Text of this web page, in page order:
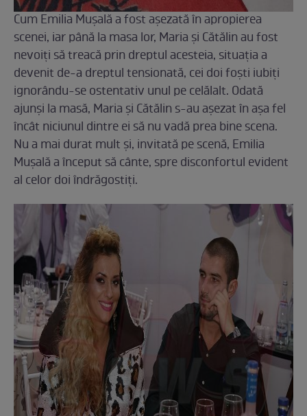
Cum Emilia Mușală a fost așezată în apropierea
scenei, iar până la masa lor, Maria și Cătălin au fost
nevoiți să treacă prin dreptul acesteia, situația a
devenit de-a dreptul tensionată, cei doi foști iubiți
ignorându-se ostentativ unul pe celălalt. Odată
ajunși la masă, Maria și Cătălin s-au așezat în așa fel
încât niciunul dintre ei să nu vadă prea bine scena.
Nu a mai durat mult și, invitată pe scenă, Emilia
Mușală a început să cânte, spre disconfortul evident
al celor doi îndrăgostiți.